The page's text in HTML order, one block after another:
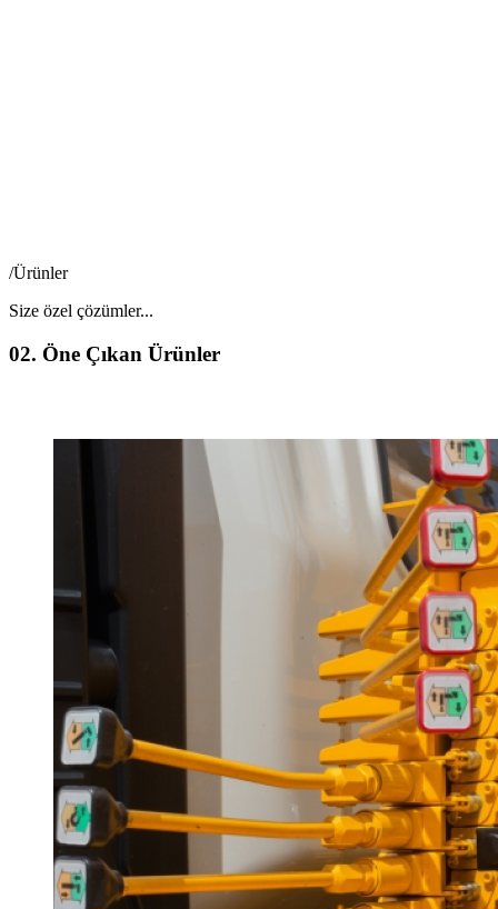
/Ürünler
Size özel çözümler...
02. Öne Çıkan Ürünler